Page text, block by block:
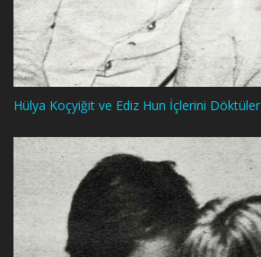
Hülya Koçyiğit ve Ediz Hun İçlerini Döktüler